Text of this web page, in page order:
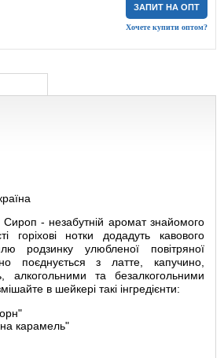
ЗАПИТ НА ОПТ
Хочете купити оптом?
- незабутній аромат знайомого
горіхові нотки додадуть кавового
родзинку улюбленої повітряної
поєднується з латте, капучино,
алкогольними та безалкогольними
в шейкері такі інгредієнти:
карамель"